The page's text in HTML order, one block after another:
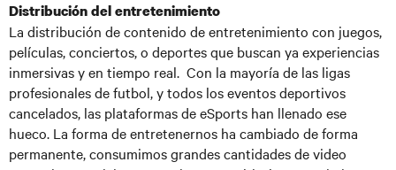
Distribución del entretenimiento
La distribución de contenido de entretenimiento con juegos,
películas, conciertos, o deportes que buscan ya experiencias
inmersivas y en tiempo real. Con la mayoría de las ligas
profesionales de futbol, y todos los eventos deportivos
cancelados, las plataformas de eSports han llenado ese
hueco. La forma de entretenernos ha cambiado de forma
permanente, consumimos grandes cantidades de video